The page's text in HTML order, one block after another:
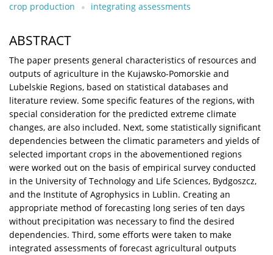
crop production
integrating assessments
ABSTRACT
The paper presents general characteristics of resources and
outputs of agriculture in the Kujawsko-Pomorskie and
Lubelskie Regions, based on statistical databases and
literature review. Some specific features of the regions, with
special consideration for the predicted extreme climate
changes, are also included. Next, some statistically significant
dependencies between the climatic parameters and yields of
selected important crops in the abovementioned regions
were worked out on the basis of empirical survey conducted
in the University of Technology and Life Sciences, Bydgoszcz,
and the Institute of Agrophysics in Lublin. Creating an
appropriate method of forecasting long series of ten days
without precipitation was necessary to find the desired
dependencies. Third, some efforts were taken to make
integrated assessments of forecast agricultural outputs